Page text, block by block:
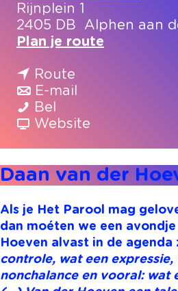
Rijnplein 1
2405 DB
Alphen aan
Plan je route
v
a
n
d
e
r
H
o
Route
r
a
n
v
a
n
d
e
r
E-mail
a
a
a
n
v
a
n
d
e
Bel
a
v
a
n
d
e
r
H
o
Website
D
a
a
n
v
a
n
d
Daan van der
Als je Het Parool mag
dan moéten we een
Hoeven alvast in de agenda
controle, wat een
nonchalance en vooral: wat